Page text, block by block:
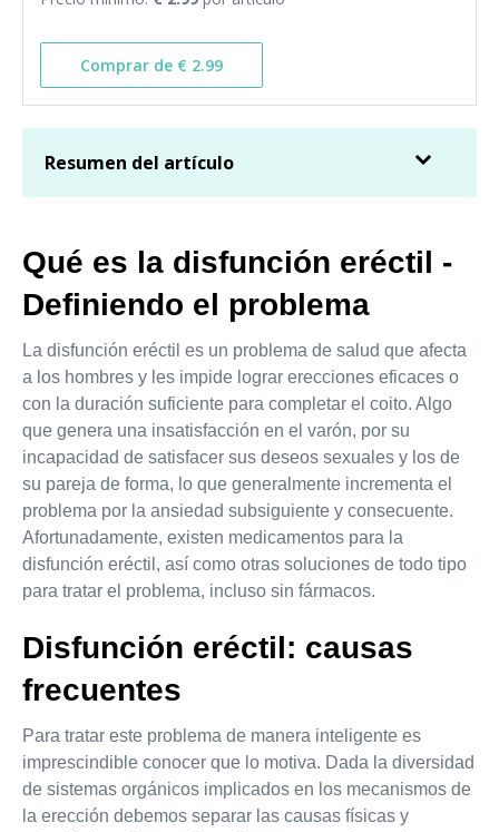
Comprar de € 2.99
Resumen del artículo
Qué es la disfunción eréctil -
Definiendo el problema
La disfunción eréctil es un problema de salud que afecta
a los hombres y les impide lograr erecciones eficaces o
con la duración suficiente para completar el coito. Algo
que genera una insatisfacción en el varón, por su
incapacidad de satisfacer sus deseos sexuales y los de
su pareja de forma, lo que generalmente incrementa el
problema por la ansiedad subsiguiente y consecuente.
Afortunadamente, existen medicamentos para la
disfunción eréctil, así como otras soluciones de todo tipo
para tratar el problema, incluso sin fármacos.
Disfunción eréctil: causas
frecuentes
Para tratar este problema de manera inteligente es
imprescindible conocer que lo motiva. Dada la diversidad
de sistemas orgánicos implicados en los mecanismos de
la erección debemos separar las causas físicas y